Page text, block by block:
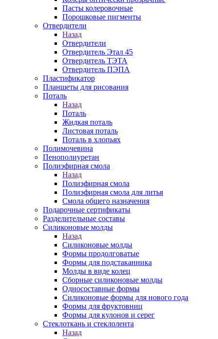
Пасты колеровочные
Порошковые пигменты
Отвердители
Назад
Отвердители
Отвердитель Этал 45
Отвердитель ТЭТА
Отвердитель ПЭПА
Пластификатор
Планшеты для рисования
Поталь
Назад
Поталь
Жидкая поталь
Листовая поталь
Поталь в хлопьях
Полимочевина
Пенополиуретан
Полиэфирная смола
Назад
Полиэфирная смола
Полиэфирная смола для литья
Смола общего назначения
Подарочные сертификаты
Разделительные составы
Силиконовые молды
Назад
Силиконовые молды
Формы продолговатые
Формы для подстаканника
Молды в виде колец
Сборные силиконовые молды
Односоставные формы
Силиконовые формы для нового года
Формы для фруктовниц
Формы для кулонов и серег
Стеклоткань и стеклолента
Назад